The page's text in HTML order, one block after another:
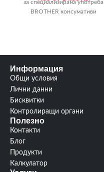
за специализирана употреба
BROTHER консумативи
Информация
Общи условия
Лични данни
Бисквитки
Контролиращи органи
Полезно
Контакти
Блог
Продукти
Калкулатор